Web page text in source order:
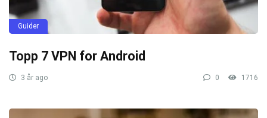
Guider
Topp 7 VPN for Android
3 år ago 0 1716